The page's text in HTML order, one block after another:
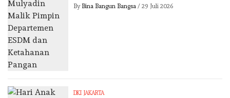
By Bina Bangun Bangsa/ 29 Juli 2026
DKI JAKARTA